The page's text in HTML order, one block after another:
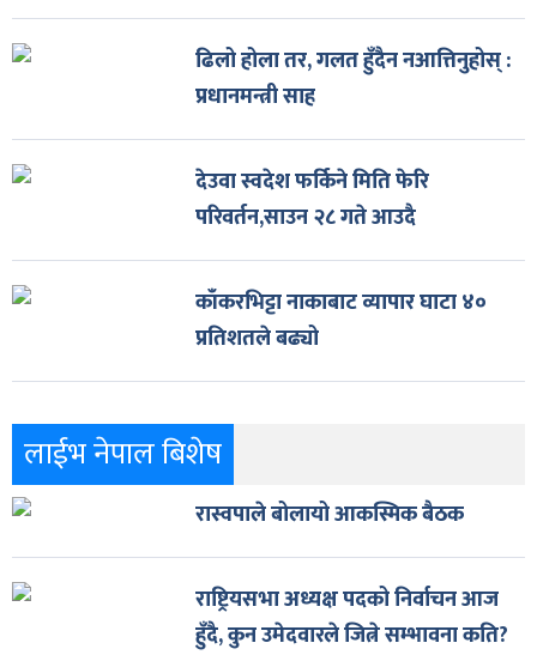
ढिलो होला तर, गलत हुँदैन नआत्तिनुहोस् :
प्रधानमन्त्री साह
देउवा स्वदेश फर्किने मिति फेरि
परिवर्तन,साउन २८ गते आउदै
काँकरभिट्टा नाकाबाट व्यापार घाटा ४०
प्रतिशतले बढ्यो
लाईभ नेपाल बिशेष
रास्वपाले बोलायो आकस्मिक बैठक
राष्ट्रियसभा अध्यक्ष पदको निर्वाचन आज
हुँदै, कुन उमेदवारले जित्ने सम्भावना कति?